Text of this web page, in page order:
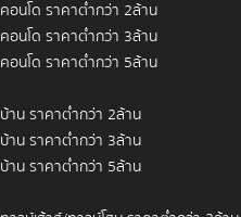
คอนโด ราคาต่ำกว่า 2ล้าน
คอนโด ราคาต่ำกว่า 3ล้าน
คอนโด ราคาต่ำกว่า 5ล้าน
บ้าน ราคาต่ำกว่า 2ล้าน
บ้าน ราคาต่ำกว่า 3ล้าน
บ้าน ราคาต่ำกว่า 5ล้าน